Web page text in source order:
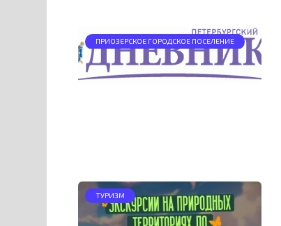
ПРИОЗЕРСКОЕ ГОРОДСКОЕ ПОСЕЛЕНИЕ
ТУРИЗМ